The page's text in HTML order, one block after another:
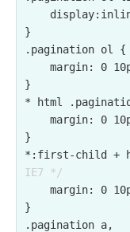
}
.pagination ol {
}
* html
}
*:first-child +
IE7 */
}
.pagination a,